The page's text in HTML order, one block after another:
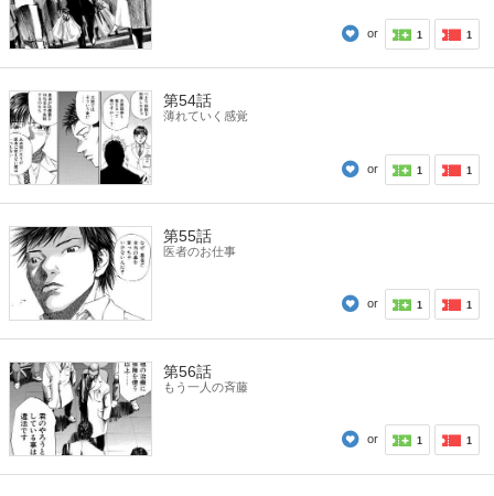
or 1 1
第54話
薄れていく感覚
or 1 1
第55話
医者のお仕事
or 1 1
第56話
もう一人の斉藤
or 1 1